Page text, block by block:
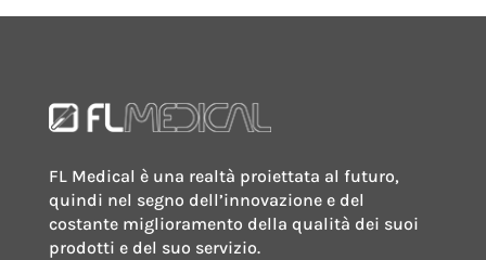
FL Medical è una realtà proiettata al futuro,
quindi nel segno dell’innovazione e del
costante miglioramento della qualità dei suoi
prodotti e del suo servizio.